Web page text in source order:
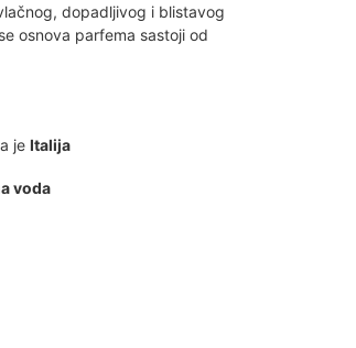
dopadljivog i blistavog
osnova parfema sastoji od
je Italija
voda